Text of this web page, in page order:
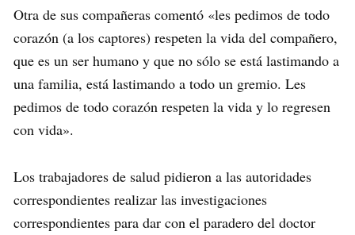
Otra de sus compañeras comentó «les pedimos de todo
corazón (a los captores) respeten la vida del compañero,
que es un ser humano y que no sólo se está lastimando a
una familia, está lastimando a todo un gremio. Les
pedimos de todo corazón respeten la vida y lo regresen
con vida».
Los trabajadores de salud pidieron a las autoridades
correspondientes realizar las investigaciones
correspondientes para dar con el paradero del doctor